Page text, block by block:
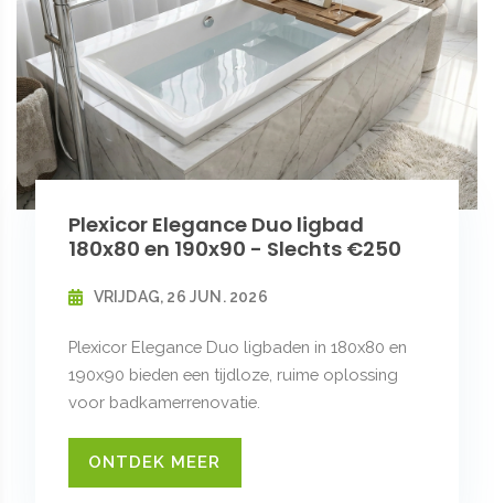
Plexicor Elegance Duo ligbad
180x80 en 190x90 - Slechts €250
VRIJDAG, 26 JUN. 2026
Plexicor Elegance Duo ligbaden in 180x80 en
190x90 bieden een tijdloze, ruime oplossing
voor badkamerrenovatie.
ONTDEK MEER